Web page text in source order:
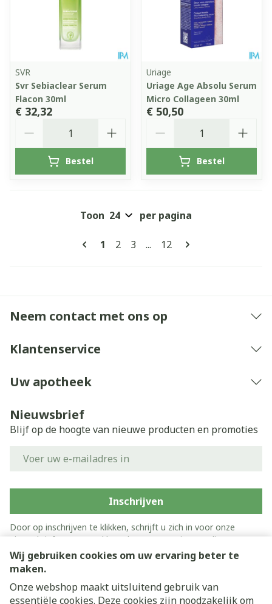
Wij gebruiken cookies om uw ervaring beter te
maken.
Onze webshop maakt uitsluitend gebruik van
essentiële cookies. Deze cookies zijn noodzakelijk om
SVR
Svr Sebiaclear Serum
Flacon 30ml
€ 32,32
Bestel
Uriage
Uriage Age Absolu Serum
Micro Collageen 30ml
€ 50,50
Bestel
Pagina's
U lees momenteel pagina
1 Pagina
2 Pagina
3 ... Pagina
12
Toon per pagina
Neem contact met ons op
Klantenservice
Uw apotheek
Nieuwsbrief
Blijf op de hoogte van nieuwe producten en promoties
Inschrijven
Door op inschrijven te klikken, schrijft u zich in voor onze
nieuwsbrief en gaat u akkoord met onzeprivacy policy.